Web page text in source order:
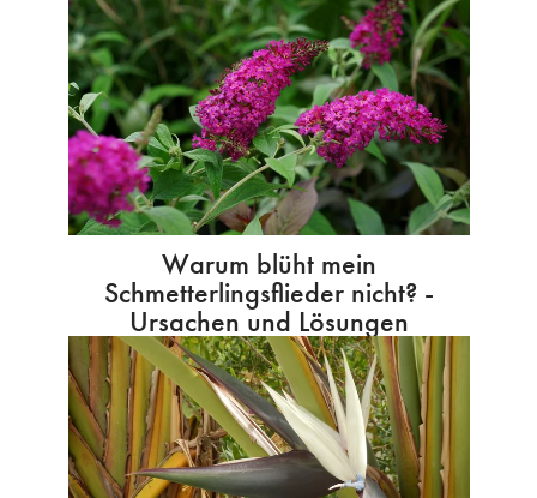
Warum blüht mein
Schmetterlingsflieder nicht? -
Ursachen und Lösungen